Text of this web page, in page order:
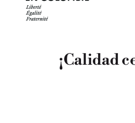
¡Calidad